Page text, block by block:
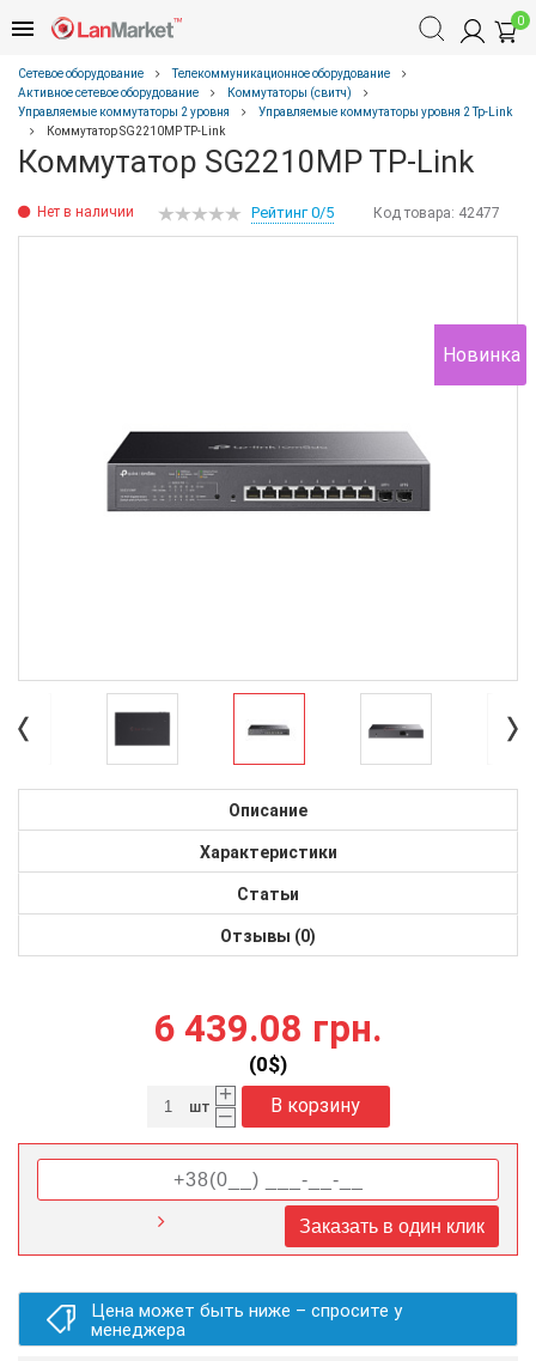
0
Сетевое оборудование
Телекоммуникационное оборудование
Активное сетевое оборудование
Коммутаторы (свитч)
Управляемые коммутаторы 2 уровня
Управляемые коммутаторы уровня 2 Tp-Link
Коммутатор SG2210MP TP-Link
Коммутатор SG2210MP TP-Link
Нет в наличии Код товара: 42477
Рейтинг 0/5
Новинка
Описание
Характеристики
Статьи
Отзывы (0)
6 439.08 грн.
(0$)
+
–
В корзину
шт
Заказать в один клик
Цена может быть ниже – спросите у
менеджера